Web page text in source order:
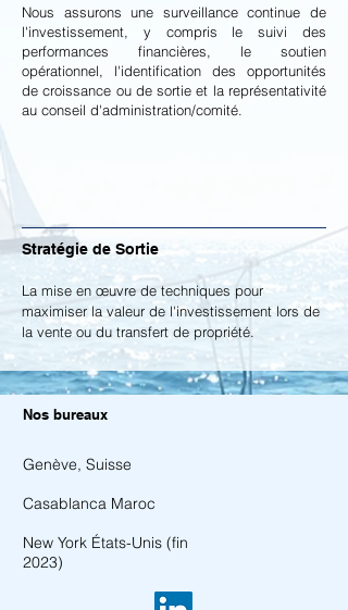
Nous assurons une surveillance continue de
l'investissement, y compris le suivi des
performances financières, le soutien
opérationnel, l'identification des opportunités
de croissance ou de sortie et la représentativité
au conseil d'administration/comité.
Stratégie de Sortie
La mise en œuvre de techniques pour
maximiser la valeur de l'investissement lors de
la vente ou du transfert de propriété.
Nos bureaux
Genève, Suisse
Casablanca Maroc
New York États-Unis (fin
2023)